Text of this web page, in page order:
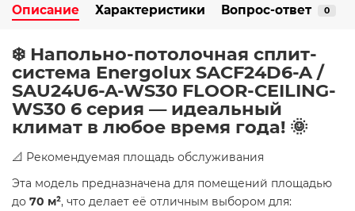
Описание Характеристики Вопрос-ответ 0
❄️ Напольно-потолочная сплит-
система Energolux SAСF24D6-A /
SAU24U6-A-WS30 FLOOR-CEILING-
WS30 6 серия — идеальный
климат в любое время года! 🌞
📐 Рекомендуемая площадь обслуживания
Эта модель предназначена для помещений площадью
до 70 м², что делает её отличным выбором для: